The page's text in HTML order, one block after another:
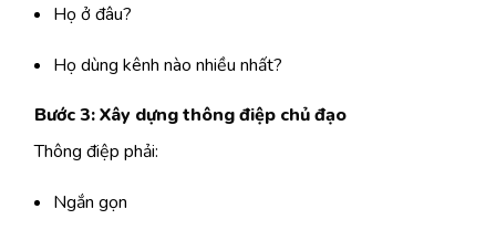
Họ ở đâu?
Họ dùng kênh nào nhiều nhất?
Bước 3: Xây dựng thông điệp chủ đạo
Thông điệp phải:
Ngắn gọn